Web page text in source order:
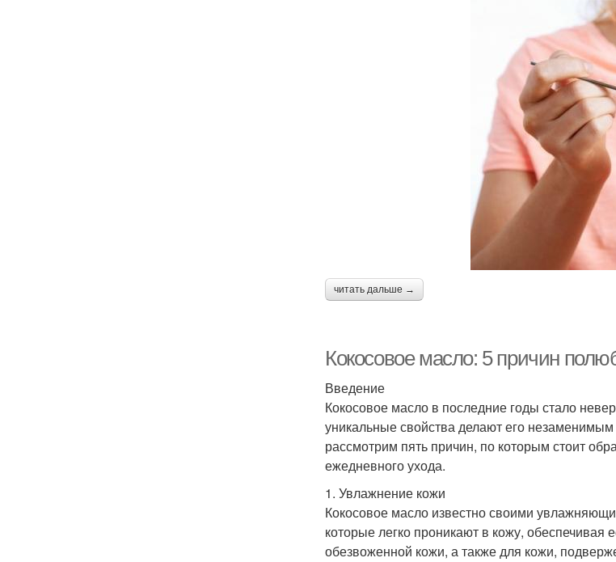
читать дальше →
Кокосовое масло: 5 причин
Введение
Кокосовое масло в последние годы стало
уникальные свойства делают его
рассмотрим пять причин, по которым стоит
ежедневного ухода.
1. Увлажнение кожи
Кокосовое масло известно своими
которые легко проникают в кожу,
обезвоженной кожи, а также для кожи,